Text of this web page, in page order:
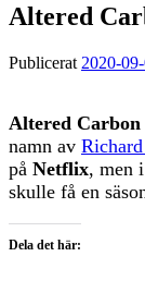
Altered
Publicerat 2020-
Altered Carbon
namn av
på Netflix, men
skulle få en
Dela det här: